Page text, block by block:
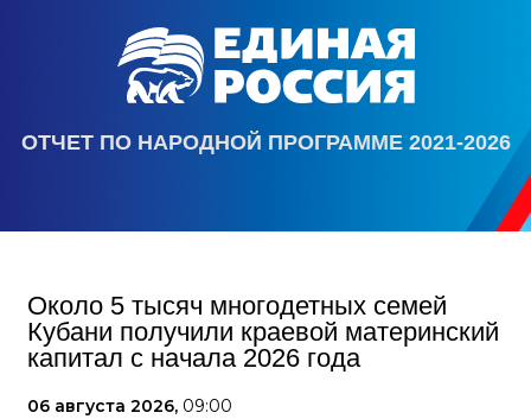
ОТЧЕТ ПО НАРОДНОЙ ПРОГРАММЕ 2021-2026
Около 5 тысяч многодетных семей
Кубани получили краевой материнский
капитал с начала 2026 года
06 августа 2026, 09:00